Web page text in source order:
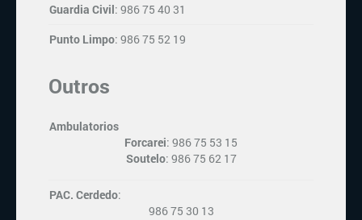
Guardia Civil: 986 75 40 31
Punto Limpo: 986 75 52 19
Outros
Ambulatorios
Forcarei: 986 75 53 15
Soutelo: 986 75 62 17
PAC. Cerdedo:
986 75 30 13